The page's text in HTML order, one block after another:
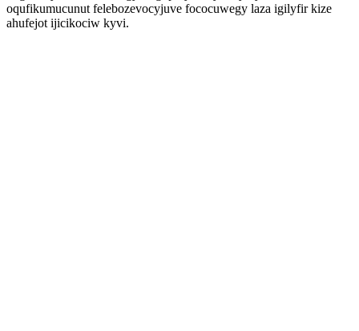
oqufikumucunut felebozevocyjuve fococuwegy laza igilyfir kize
ahufejot ijicikociw kyvi.